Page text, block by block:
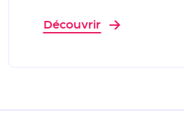
Découvrir